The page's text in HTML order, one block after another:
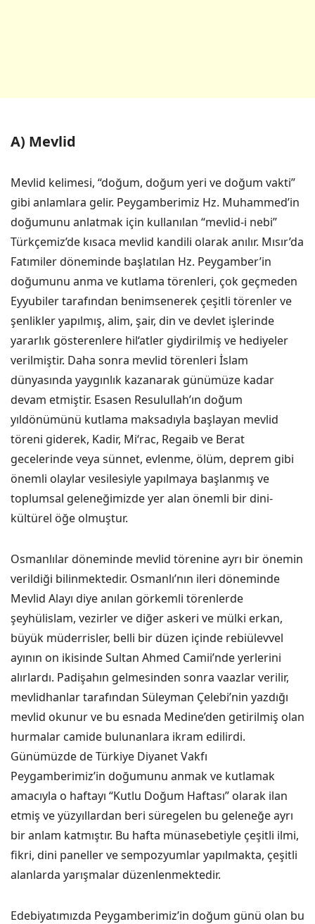
A) Mevlid
Mevlid kelimesi, “doğum, doğum yeri ve doğum vakti”
gibi anlamlara gelir. Peygamberimiz Hz. Muhammed’in
doğumunu anlatmak için kullanılan “mevlid-i nebi”
Türkçemiz’de kısaca mevlid kandili olarak anılır. Mısır’da
Fatımiler döneminde başlatılan Hz. Peygamber’in
doğumunu anma ve kutlama törenleri, çok geçmeden
Eyyubiler tarafından benimsenerek çeşitli törenler ve
şenlikler yapılmış, alim, şair, din ve devlet işlerinde
yararlık gösterenlere hil‘atler giydirilmiş ve hediyeler
verilmiştir. Daha sonra mevlid törenleri İslam
dünyasında yaygınlık kazanarak günümüze kadar
devam etmiştir. Esasen Resulullah’ın doğum
yıldönümünü kutlama maksadıyla başlayan mevlid
töreni giderek, Kadir, Mi‘rac, Regaib ve Berat
gecelerinde veya sünnet, evlenme, ölüm, deprem gibi
önemli olaylar vesilesiyle yapılmaya başlanmış ve
toplumsal geleneğimizde yer alan önemli bir dini-
kültürel öğe olmuştur.
Osmanlılar döneminde mevlid törenine ayrı bir önemin
verildiği bilinmektedir. Osmanlı’nın ileri döneminde
Mevlid Alayı diye anılan görkemli törenlerde
şeyhülislam, vezirler ve diğer askeri ve mülki erkan,
büyük müderrisler, belli bir düzen içinde rebiülevvel
ayının on ikisinde Sultan Ahmed Camii’nde yerlerini
alırlardı. Padişahın gelmesinden sonra vaazlar verilir,
mevlidhanlar tarafından Süleyman Çelebi’nin yazdığı
mevlid okunur ve bu esnada Medine’den getirilmiş olan
hurmalar camide bulunanlara ikram edilirdi.
Günümüzde de Türkiye Diyanet Vakfı
Peygamberimiz’in doğumunu anmak ve kutlamak
amacıyla o haftayı “Kutlu Doğum Haftası” olarak ilan
etmiş ve yüzyıllardan beri süregelen bu geleneğe ayrı
bir anlam katmıştır. Bu hafta münasebetiyle çeşitli ilmi,
fikri, dini paneller ve sempozyumlar yapılmakta, çeşitli
alanlarda yarışmalar düzenlenmektedir.
Edebiyatımızda Peygamberimiz’in doğum günü olan bu